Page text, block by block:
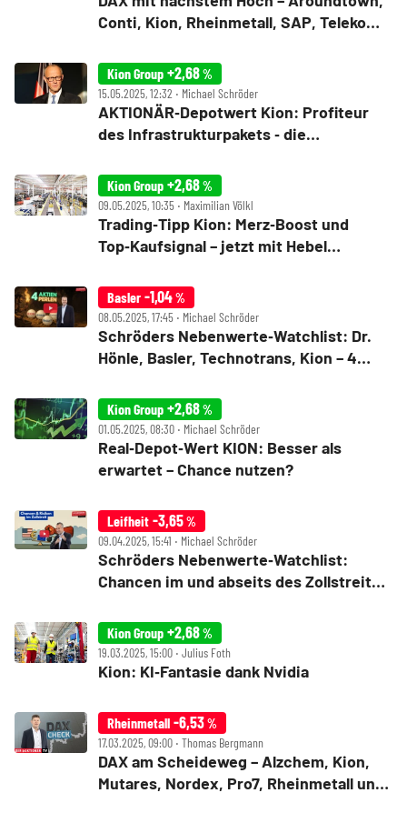
Conti, Kion, Rheinmetall, SAP, Telekom,
Kion Group +2,68%
15.05.2025, 12:32 ‧ Michael Schröder
AKTIONÄR‑Depotwert Kion: Profiteur
des Infrastrukturpakets ‑ die
Kion Group +2,68%
09.05.2025, 10:35 ‧ Maximilian Völkl
Trading‑Tipp Kion: Merz‑Boost und
Top‑Kaufsignal – jetzt mit Hebel
Basler -1,04%
08.05.2025, 17:45 ‧ Michael Schröder
Schröders Nebenwerte‑Watchlist: Dr.
Hönle, Basler, Technotrans, Kion – 4
Kion Group +2,68%
01.05.2025, 08:30 ‧ Michael Schröder
Real‑Depot‑Wert KION: Besser als
erwartet – Chance nutzen?
Leifheit -3,65%
09.04.2025, 15:41 ‧ Michael Schröder
Schröders Nebenwerte‑Watchlist:
Chancen im und abseits des Zollstreits –
Leifheit
Kion Group +2,68%
19.03.2025, 15:00 ‧ Julius Foth
Kion: KI‑Fantasie dank Nvidia
Rheinmetall -6,53%
17.03.2025, 09:00 ‧ Thomas Bergmann
DAX am Scheideweg – Alzchem, Kion,
Mutares, Nordex, Pro7, Rheinmetall und